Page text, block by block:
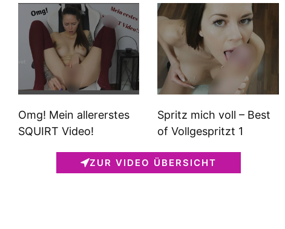
Omg! Mein allererstes
SQUIRT Video!
Spritz mich voll – Best
of Vollgespritzt 1
ZUR VIDEO ÜBERSICHT